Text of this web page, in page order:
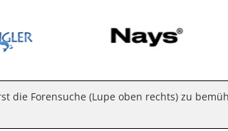
Forensuche (Lupe oben rechts) zu